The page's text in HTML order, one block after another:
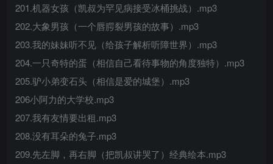
201.机器女孩（凯叔为罕见病接受冰桶挑战）.mp3
202.大象男孩（一个唇腭裂男孩的故事）.mp3
203.我的妹妹听不见（给孩子解析听障世界）.mp3
204.一只奇特的蛋（相信自己看待事物的角度独特）.mp3
205.驴小弟变石头（相信是爱的城堡）.mp3
206小阿力的大学校.mp3
207.我有友情要出租.mp3
208.没有耳朵的兔子.mp3
209.先左脚，再右脚（把凯叔讲哭了）经典绘本.mp3